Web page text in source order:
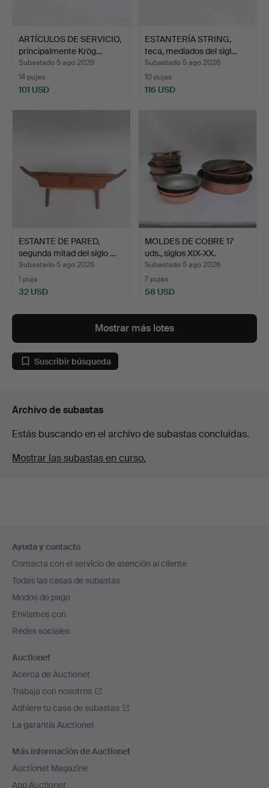
ARTÍCULOS DE SERVICIO,
principalmente Krög…
Subastado 5 ago 2026
14 pujas
101 USD
ESTANTERÍA STRING,
teca, mediados del sigl…
Subastado 5 ago 2026
10 pujas
116 USD
ESTANTE DE PARED,
segunda mitad del siglo …
Subastado 5 ago 2026
1 puja
32 USD
MOLDES DE COBRE 17
uds., siglos XIX-XX.
Subastado 5 ago 2026
7 pujas
58 USD
Mostrar más lotes
Suscribir búsqueda
Archivo de subastas
Estás buscando en el archivo de subastas concluidas.
Mostrar las subastas en curso.
en
el
pie
de
página
Ayuda y contacto
Contacta con el servicio de atención al cliente
Todas las casas de subastas
Modos de pago
Enviamos con
Redes sociales
Auctionet
Acerca de Auctionet
Trabaja con nosotros
Adhiere tu casa de subastas
La garantía Auctionet
Más información de Auctionet
Auctionet Magazine
App Auctionet